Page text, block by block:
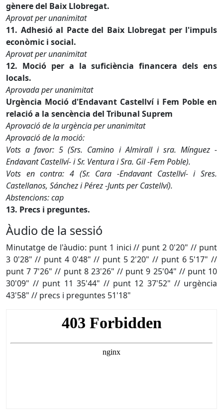
gènere del Baix Llobregat.
Aprovat per unanimitat
11. Adhesió al Pacte del Baix Llobregat per l'impuls
econòmic i social.
Aprovat per unanimitat
12. Moció per a la suficiència financera dels ens
locals.
Aprovada per unanimitat
Urgència Moció d'Endavant Castellví i Fem Poble en
relació a la sencència del Tribunal Suprem
Aprovació de la urgència per unanimitat
Aprovació de la moció:
Vots a favor: 5 (Srs. Camino i Almirall i sra. Mínguez -
Endavant Castellví- i Sr. Ventura i Sra. Gil -Fem Poble).
Vots en contra: 4 (Sr. Cara -Endavant Castellví- i Sres.
Castellanos, Sánchez i Pérez -Junts per Castellví).
Abstencions: cap
13. Precs i preguntes.
Àudio de la sessió
Minutatge de l'àudio: punt 1 inici // punt 2 0'20" // punt
3 0'28" // punt 4 0'48" // punt 5 2'20" // punt 6 5'17" //
punt 7 7'26" // punt 8 23'26" // punt 9 25'04" // punt 10
30'09" // punt 11 35'44" // punt 12 37'52" // urgència
43'58" // precs i preguntes 51'18"